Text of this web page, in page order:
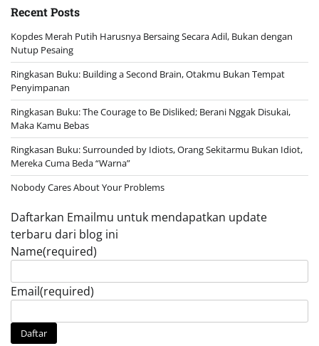
Recent Posts
Kopdes Merah Putih Harusnya Bersaing Secara Adil, Bukan dengan
Nutup Pesaing
Ringkasan Buku: Building a Second Brain, Otakmu Bukan Tempat
Penyimpanan
Ringkasan Buku: The Courage to Be Disliked; Berani Nggak Disukai,
Maka Kamu Bebas
Ringkasan Buku: Surrounded by Idiots, Orang Sekitarmu Bukan Idiot,
Mereka Cuma Beda “Warna”
Nobody Cares About Your Problems
Daftarkan Emailmu untuk mendapatkan update
terbaru dari blog ini
Name(required)
Email(required)
Daftar